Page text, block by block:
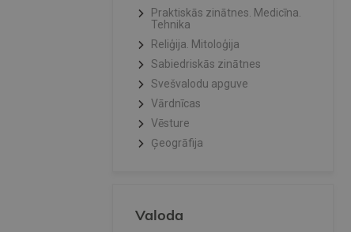
Praktiskās zinātnes. Medicīna.
Tehnika
Reliģija. Mitoloģija
Sabiedriskās zinātnes
Svešvalodu apguve
Vārdnīcas
Vēsture
Ģeogrāfija
Valoda